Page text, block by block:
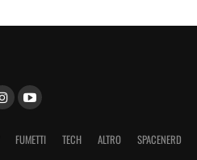
FUMETTI TECH ALTRO SPACENERD